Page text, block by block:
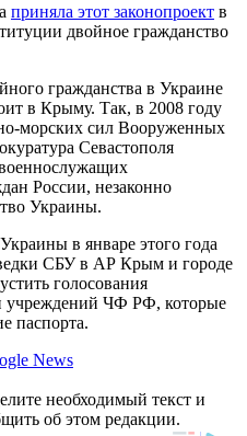
приняла этот законопроект в
двойное гражданство
гражданства в Украине
в Крыму. Так, в 2008 году
морских сил Вооруженных
Севастополя
России, незаконно
Украины.
в январе этого года
СБУ в АР Крым и городе
голосования
учреждений ЧФ РФ, которые
паспорта.
News
необходимый текст и
об этом редакции.